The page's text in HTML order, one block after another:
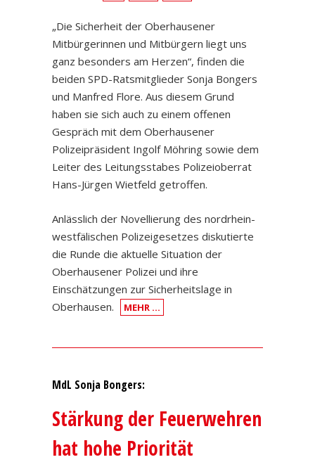
„Die Sicherheit der Oberhausener
Mitbürgerinnen und Mitbürgern liegt uns
ganz besonders am Herzen“, finden die
beiden SPD-Ratsmitglieder Sonja Bongers
und Manfred Flore. Aus diesem Grund
haben sie sich auch zu einem offenen
Gespräch mit dem Oberhausener
Polizeipräsident Ingolf Möhring sowie dem
Leiter des Leitungsstabes Polizeioberrat
Hans-Jürgen Wietfeld getroffen.
Anlässlich der Novellierung des nordrhein-
westfälischen Polizeigesetzes diskutierte
die Runde die aktuelle Situation der
Oberhausener Polizei und ihre
Einschätzungen zur Sicherheitslage in
Oberhausen.
MEHR …
MdL Sonja Bongers:
Stärkung der Feuerwehren
hat hohe Priorität